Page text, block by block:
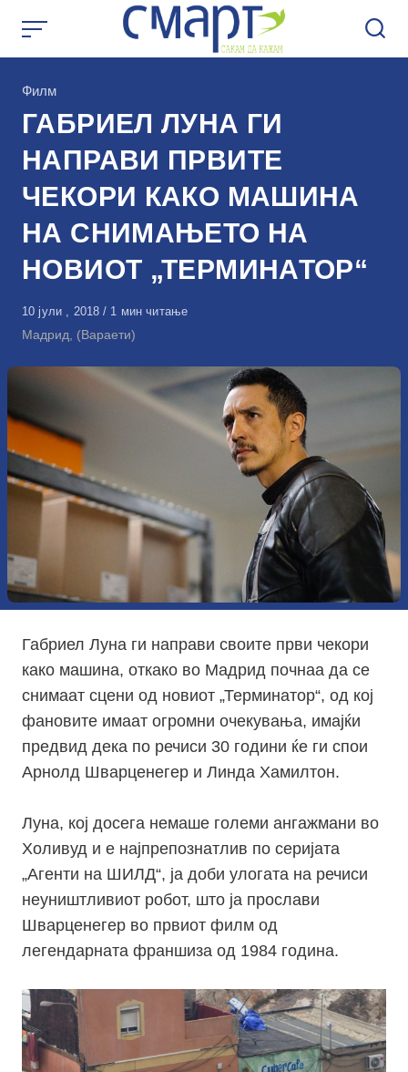
КАтегорија
Филм
ГАБРИЕЛ ЛУНА ГИ
НАПРАВИ ПРВИТЕ
ЧЕКОРИ КАКО МАШИНА
НА СНИМАЊЕТО НА
НОВИОТ „ТЕРМИНАТОР“
Објавено
на
10 јули , 2018 1 мин читање
Мадрид, (Вараети)
Габриел Луна ги направи своите први чекори
како машина, откако во Мадрид почнаа да се
снимаат сцени од новиот „Терминатор“, од кој
фановите имаат огромни очекувања, имајќи
предвид дека по речиси 30 години ќе ги спои
Арнолд Шварценегер и Линда Хамилтон.
Луна, кој досега немаше големи ангажмани во
Холивуд и е најпрепознатлив по серијата
„Агенти на ШИЛД“, ја доби улогата на речиси
неуништливиот робот, што ја прослави
Шварценегер во првиот филм од
легендарната франшиза од 1984 година.